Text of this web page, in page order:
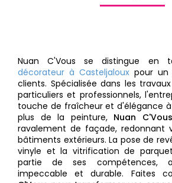
Nuan C'Vous se distingue en
décorateur à Casteljaloux pour un
clients. Spécialisée dans les
particuliers et professionnels,
touche de fraîcheur et d'élégance
plus de la peinture, Nuan C'Vous
ravalement de façade, redonnant
bâtiments extérieurs. La pose de
vinyle et la vitrification de
partie de ses compétences,
impeccable et durable. Faites